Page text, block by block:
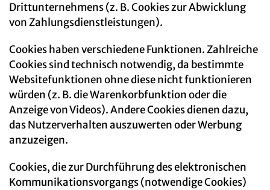
Drittunternehmens (z. B. Cookies zur Abwicklung
von Zahlungsdienstleistungen).
Cookies haben verschiedene Funktionen. Zahlreiche
Cookies sind technisch notwendig, da bestimmte
Websitefunktionen ohne diese nicht funktionieren
würden (z. B. die Warenkorbfunktion oder die
Anzeige von Videos). Andere Cookies dienen dazu,
das Nutzerverhalten auszuwerten oder Werbung
anzuzeigen.
Cookies, die zur Durchführung des elektronischen
Kommunikationsvorgangs (notwendige Cookies)